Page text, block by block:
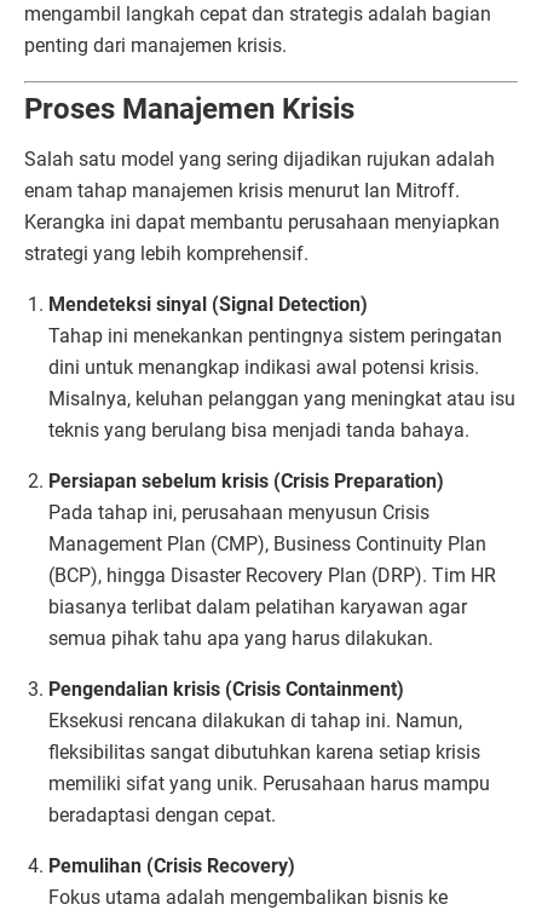
mengambil langkah cepat dan strategis adalah bagian
penting dari manajemen krisis.
Proses Manajemen Krisis
Salah satu model yang sering dijadikan rujukan adalah
enam tahap manajemen krisis menurut Ian Mitroff.
Kerangka ini dapat membantu perusahaan menyiapkan
strategi yang lebih komprehensif.
Mendeteksi sinyal (Signal Detection)
Tahap ini menekankan pentingnya sistem peringatan
dini untuk menangkap indikasi awal potensi krisis.
Misalnya, keluhan pelanggan yang meningkat atau isu
teknis yang berulang bisa menjadi tanda bahaya.
Persiapan sebelum krisis (Crisis Preparation)
Pada tahap ini, perusahaan menyusun Crisis
Management Plan (CMP), Business Continuity Plan
(BCP), hingga Disaster Recovery Plan (DRP). Tim HR
biasanya terlibat dalam pelatihan karyawan agar
semua pihak tahu apa yang harus dilakukan.
Pengendalian krisis (Crisis Containment)
Eksekusi rencana dilakukan di tahap ini. Namun,
fleksibilitas sangat dibutuhkan karena setiap krisis
memiliki sifat yang unik. Perusahaan harus mampu
beradaptasi dengan cepat.
Pemulihan (Crisis Recovery)
Fokus utama adalah mengembalikan bisnis ke